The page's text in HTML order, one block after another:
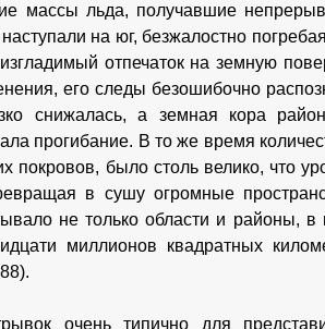
массы льда, получавшие
на юг, безжалостно
отпечаток на земную
его следы безошибочно
снижалась, а земная кора
прогибание. В то же время
покровов, было столь велико, что
в сушу огромные
не только области и районы,
миллионов квадратных
очень типично для